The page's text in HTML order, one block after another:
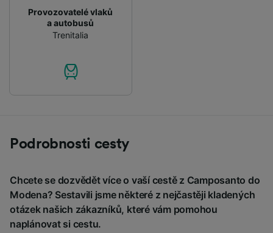
Provozovatelé vlaků
a autobusů
Trenitalia
Podrobnosti cesty
Chcete se dozvědět více o vaší cestě z Camposanto do
Modena? Sestavili jsme některé z nejčastěji kladených
otázek našich zákazníků, které vám pomohou
naplánovat si cestu.